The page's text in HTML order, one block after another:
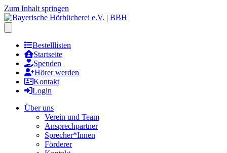
Zum Inhalt springen
Bestelllisten
Startseite
Spenden
Hörer werden
Kontakt
Login
Über uns
Verein und Team
Ansprechpartner
Sprecher*Innen
Förderer